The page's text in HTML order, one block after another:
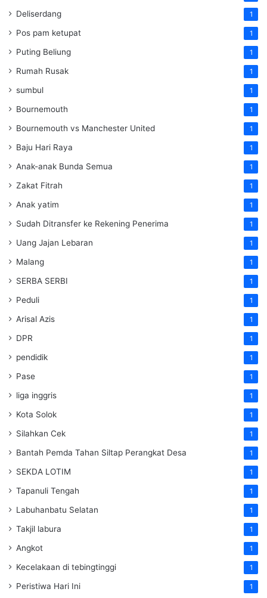
Deliserdang 1
Pos pam ketupat 1
Puting Beliung 1
Rumah Rusak 1
sumbul 1
Bournemouth 1
Bournemouth vs Manchester United 1
Baju Hari Raya 1
Anak-anak Bunda Semua 1
Zakat Fitrah 1
Anak yatim 1
Sudah Ditransfer ke Rekening Penerima 1
Uang Jajan Lebaran 1
Malang 1
SERBA SERBI 1
Peduli 1
Arisal Azis 1
DPR 1
pendidik 1
Pase 1
liga inggris 1
Kota Solok 1
Silahkan Cek 1
Bantah Pemda Tahan Siltap Perangkat Desa 1
SEKDA LOTIM 1
Tapanuli Tengah 1
Labuhanbatu Selatan 1
Takjil labura 1
Angkot 1
Kecelakaan di tebingtinggi 1
Peristiwa Hari Ini 1